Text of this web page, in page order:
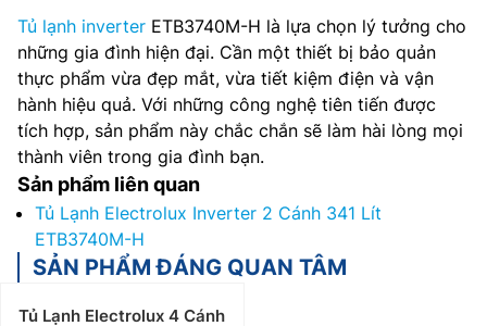
Tủ lạnh inverter ETB3740M-H là lựa chọn lý tưởng cho
những gia đình hiện đại. Cần một thiết bị bảo quản
thực phẩm vừa đẹp mắt, vừa tiết kiệm điện và vận
hành hiệu quả. Với những công nghệ tiên tiến được
tích hợp, sản phẩm này chắc chắn sẽ làm hài lòng mọi
thành viên trong gia đình bạn.
Sản phẩm liên quan
Tủ Lạnh Electrolux Inverter 2 Cánh 341 Lít
ETB3740M-H
SẢN PHẨM ĐÁNG QUAN TÂM
Tủ Lạnh Electrolux 4 Cánh